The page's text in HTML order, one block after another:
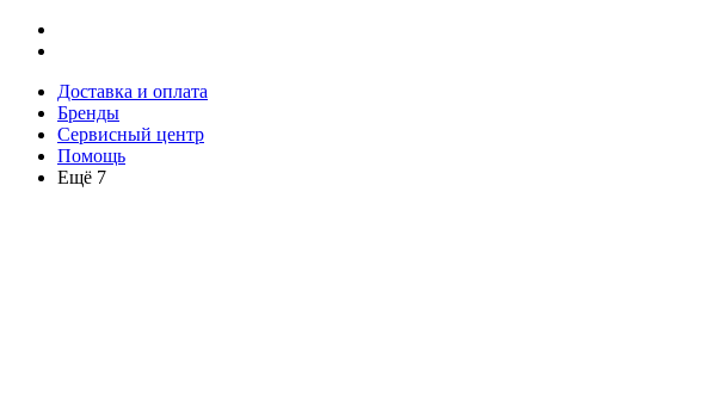
Доставка и оплата
Бренды
Сервисный центр
Помощь
Ещё 7